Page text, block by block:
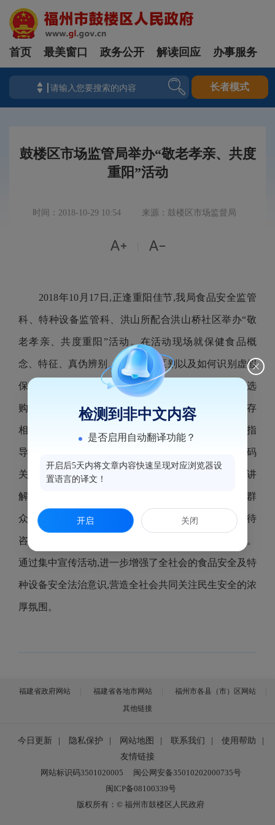
首页 最美窗口 政务公开 解读回应 办事服务
长者模式
鼓楼区市场监管局举办“敬老孝亲、共度
重阳”活动
时间：2018-10-29 10:54 来源：鼓楼区市场监督局
 
2018年10月17日,正逢重阳佳节,我局食品安全监管
科、特种设备监管科、洪山所配合洪山桥社区举办“敬
老孝亲、共度重阳”活动。在活动现场就保健食品概
念、特征、真伪辨别、同药品的区别以及如何识别虚假
保健食品广告等内容进行了现场宣讲,指导老年人群在选
购保健食品时切勿轻信宣传,应从正规渠道购买,并保存
相关凭证,现场向老年人发放了《老年人保健食品消费指
导手册》100余份。同时,现场指导老年人通过微信扫码
关注特种设备公众号,了解有关电梯安全知识,向群众讲
解《中华人民共和国特种设备安全法》、特别是老年群
众关注的乘梯安全常识,深受广大群众赞扬。活动共接待
咨询群众120余人纸、购物袋、雨伞等宣传品500余份。
通过集中宣传活动,进一步增强了全社会的食品安全及特
种设备安全法治意识,营造全社会共同关注民生安全的浓
厚氛围。
福建省政府网站 福建省各地市网站
福州市各县（市）区网站
其他链接
今日更新 隐私保护 网站地图 联系我们 使用帮助
友情链接
网站标识码3501020005
闽公网安备35010202000735号
闽ICP备08100339号
版权所有：© 福州市鼓楼区人民政府
检测到非中文内容
是否启用自动翻译功能？
开启后5天内将文章内容快速呈现对应浏览器设
置语言的译文！
开启 关闭